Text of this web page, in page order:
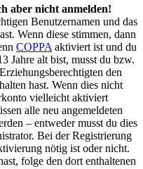
aber nicht anmelden!
Benutzernamen und das
Wenn diese stimmen, dann
COPPA aktiviert ist und du
Jahre alt bist, musst du bzw.
den
hast. Wenn dies nicht
vielleicht aktiviert
alle neu angemeldeten
– entweder musst du dies
Bei der Registrierung
nötig ist oder nicht.
folge den dort enthaltenen